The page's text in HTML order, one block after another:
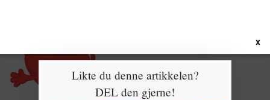
X
Likte du denne artikkelen?
DEL den gjerne!